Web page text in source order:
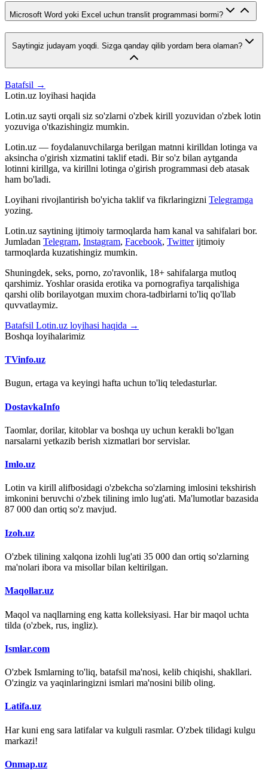
Microsoft Word yoki Excel uchun translit programmasi bormi?
Saytingiz judayam yoqdi. Sizga qanday qilib yordam bera olaman?
Batafsil →
Lotin.uz loyihasi haqida
Lotin.uz sayti orqali siz so'zlarni o'zbek kirill yozuvidan o'zbek lotin
yozuviga o'tkazishingiz mumkin.
Lotin.uz — foydalanuvchilarga berilgan matnni kirilldan lotinga va
aksincha o'girish xizmatini taklif etadi. Bir so'z bilan aytganda
lotinni kirillga, va kirillni lotinga o'girish programmasi deb atasak
ham bo'ladi.
Loyihani rivojlantirish bo'yicha taklif va fikrlaringizni Telegramga
yozing.
Lotin.uz saytining ijtimoiy tarmoqlarda ham kanal va sahifalari bor.
Jumladan Telegram, Instagram, Facebook, Twitter ijtimoiy
tarmoqlarda kuzatishingiz mumkin.
Shuningdek, seks, porno, zo'ravonlik, 18+ sahifalarga mutloq
qarshimiz. Yoshlar orasida erotika va pornografiya tarqalishiga
qarshi olib borilayotgan muxim chora-tadbirlarni to'liq qo'llab
quvvatlaymiz.
Batafsil Lotin.uz loyihasi haqida →
Boshqa loyihalarimiz
TVinfo.uz
Bugun, ertaga va keyingi hafta uchun to'liq teledasturlar.
DostavkaInfo
Taomlar, dorilar, kitoblar va boshqa uy uchun kerakli bo'lgan
narsalarni yetkazib berish xizmatlari bor servislar.
Imlo.uz
Lotin va kirill alifbosidagi o'zbekcha so'zlarning imlosini tekshirish
imkonini beruvchi o'zbek tilining imlo lug'ati. Ma'lumotlar bazasida
87 000 dan ortiq so'z mavjud.
Izoh.uz
O'zbek tilining xalqona izohli lug'ati 35 000 dan ortiq so'zlarning
ma'nolari ibora va misollar bilan keltirilgan.
Maqollar.uz
Maqol va naqllarning eng katta kolleksiyasi. Har bir maqol uchta
tilda (o'zbek, rus, ingliz).
Ismlar.com
O'zbek Ismlarning to'liq, batafsil ma'nosi, kelib chiqishi, shakllari.
O'zingiz va yaqinlaringizni ismlari ma'nosini bilib oling.
Latifa.uz
Har kuni eng sara latifalar va kulguli rasmlar. O'zbek tilidagi kulgu
markazi!
Onmap.uz